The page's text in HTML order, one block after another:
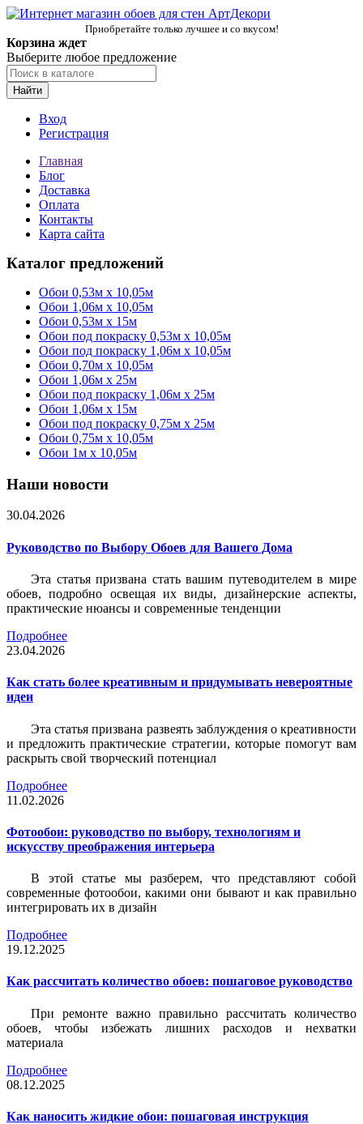
Приобретайте только лучшее и со вкусом!
Корзина ждет
Выберите любое предложение
Найти
Вход
Регистрация
Главная
Блог
Доставка
Оплата
Контакты
Карта сайта
Каталог предложений
Обои 0,53м x 10,05м
Обои 1,06м х 10,05м
Обои 0,53м x 15м
Обои под покраску 0,53м x 10,05м
Обои под покраску 1,06м х 10,05м
Обои 0,70м x 10,05м
Обои 1,06м x 25м
Обои под покраску 1,06м x 25м
Обои 1,06м x 15м
Обои под покраску 0,75м x 25м
Обои 0,75м x 10,05м
Обои 1м х 10,05м
Наши новости
30.04.2026
Руководство по Выбору Обоев для Вашего Дома
Эта статья призвана стать вашим путеводителем в мире
обоев, подробно освещая их виды, дизайнерские аспекты,
практические нюансы и современные тенденции
Подробнее
23.04.2026
Как стать более креативным и придумывать невероятные
идеи
Эта статья призвана развеять заблуждения о креативности
и предложить практические стратегии, которые помогут вам
раскрыть свой творческий потенциал
Подробнее
11.02.2026
Фотообои: руководство по выбору, технологиям и
искусству преображения интерьера
В этой статье мы разберем, что представляют собой
современные фотообои, какими они бывают и как правильно
интегрировать их в дизайн
Подробнее
19.12.2025
Как рассчитать количество обоев: пошаговое руководство
При ремонте важно правильно рассчитать количество
обоев, чтобы избежать лишних расходов и нехватки
материала
Подробнее
08.12.2025
Как наносить жидкие обои: пошаговая инструкция